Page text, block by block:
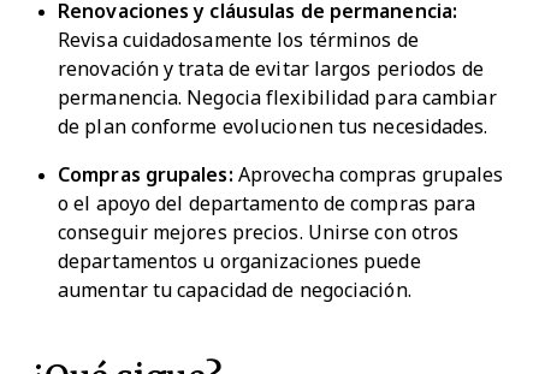
Renovaciones y cláusulas de permanencia:
Revisa cuidadosamente los términos de
renovación y trata de evitar largos periodos de
permanencia. Negocia flexibilidad para cambiar
de plan conforme evolucionen tus necesidades.
Compras grupales: Aprovecha compras grupales
o el apoyo del departamento de compras para
conseguir mejores precios. Unirse con otros
departamentos u organizaciones puede
aumentar tu capacidad de negociación.